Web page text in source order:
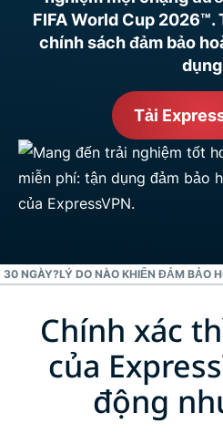
FIFA World Cup 2026™.
chính sách đảm bảo
Tải
30 NGÀY?LÝ DO NÀO KHIẾN ĐẢM BẢO
Chính xác thì đảm bảo của
như nào?
1 tháng hay 30 ngày?
Chính xác
của
động